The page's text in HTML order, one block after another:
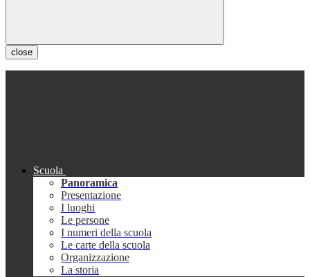
close
Scuola
Panoramica
Presentazione
I luoghi
Le persone
I numeri della scuola
Le carte della scuola
Organizzazione
La storia